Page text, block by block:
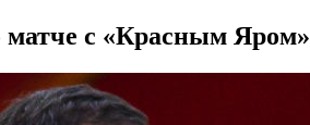
матче с «Красным Яром»